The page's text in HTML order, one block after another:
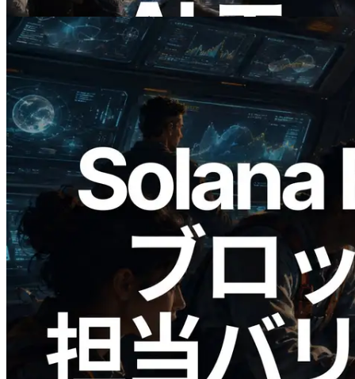
この記事を読む
2026.05.24
Validators Solutions、Solana ブロックア
ナライザーを公開 — slot 単位のブロッ
ク生成時間と担当バリデータを視覚化
この記事を読む
さらに読み込む